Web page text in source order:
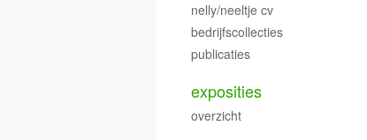
nelly/neeltje cv
bedrijfscollecties
publicaties
exposities
overzicht